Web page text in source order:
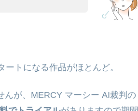
トになる作品がほとんど。
が、MERCY マーシー AI裁判の